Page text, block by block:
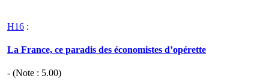
H16 :
La France, ce paradis des économistes d’opérette
- (Note : 5.00)